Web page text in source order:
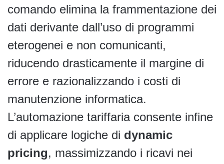
comando elimina la frammentazione dei
dati derivante dall’uso di programmi
eterogenei e non comunicanti,
riducendo drasticamente il margine di
errore e razionalizzando i costi di
manutenzione informatica.
L’automazione tariffaria consente infine
di applicare logiche di dynamic
pricing, massimizzando i ricavi nei